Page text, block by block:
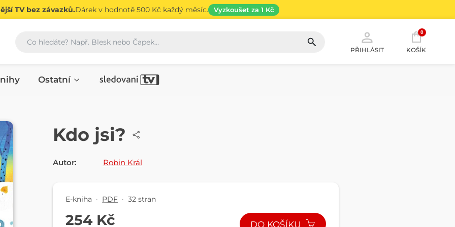
TV bez závazků.Dárek v hodnotě 500 Kč každý měsíc. Vyzkoušet za 1 Kč
Vyhledávání
PŘIHLÁSIT
0
KOŠÍK
Ostatní
E-KNIHA
Kdo jsi?
Autor: Robin Král
E-kniha · PDF · 32 stran
254 Kč DO KOŠÍKU